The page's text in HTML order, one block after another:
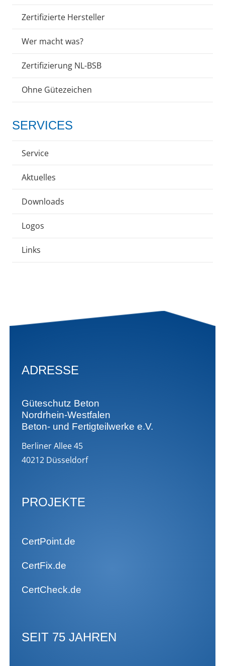
Zertifizierte Hersteller
Wer macht was?
Zertifizierung NL-BSB
Ohne Gütezeichen
SERVICES
Service
Aktuelles
Downloads
Logos
Links
ADRESSE
Güteschutz Beton
Nordrhein-Westfalen
Beton- und Fertigteilwerke e.V.
Berliner Allee 45
40212 Düsseldorf
PROJEKTE
CertPoint.de
CertFix.de
CertCheck.de
SEIT 75 JAHREN